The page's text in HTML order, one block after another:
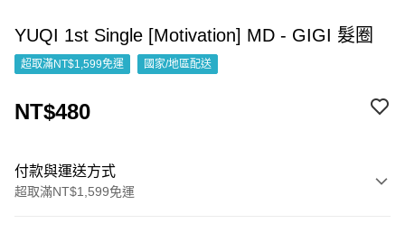
YUQI 1st Single [Motivation] MD - GIGI 髮圈
超取滿NT$1,599免運 國家/地區配送
NT$480
付款與運送方式
超取滿NT$1,599免運